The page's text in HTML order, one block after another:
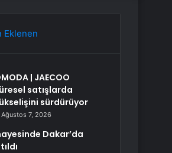
Eklenen
| JAECOO
satışlarda
sürdürüyor
Ağustos 7, 2026
Dakar’da